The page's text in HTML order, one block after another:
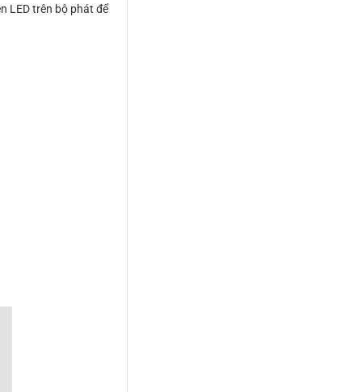
LED trên bộ phát để